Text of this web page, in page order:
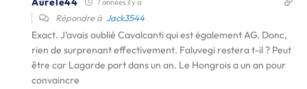
7 années il y a
Répondre à Jack3544
Exact. J'avais oublié Cavalcanti qui est également AG. Donc,
rien de surprenant effectivement. Faluvegi restera t-il ? Peut
être car Lagarde part dans un an. Le Hongrois a un an pour
convaincre